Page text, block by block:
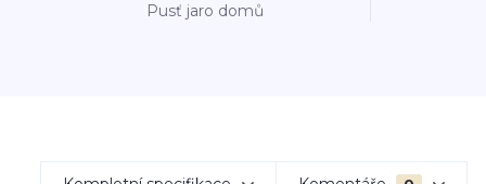
Pusť jaro domů